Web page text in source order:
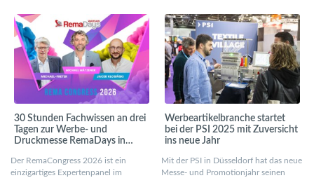
30 Stunden Fachwissen an drei
Tagen zur Werbe- und
Druckmesse RemaDays in
Der RemaCongress 2026 ist ein
einzigartiges Expertenpanel im
Werbeartikelbranche startet
bei der PSI 2025 mit Zuversicht
ins neue Jahr
Mit der PSI in Düsseldorf hat das neue
Messe- und Promotionjahr seinen